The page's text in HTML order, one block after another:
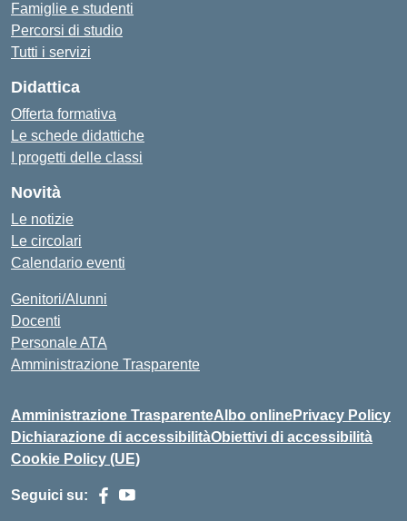
Famiglie e studenti
Percorsi di studio
Tutti i servizi
Didattica
Offerta formativa
Le schede didattiche
I progetti delle classi
Novità
Le notizie
Le circolari
Calendario eventi
Genitori/Alunni
Docenti
Personale ATA
Amministrazione Trasparente
Amministrazione TrasparenteAlbo onlinePrivacy Policy
Dichiarazione di accessibilitàObiettivi di accessibilità
Cookie Policy (UE)
Seguici su: